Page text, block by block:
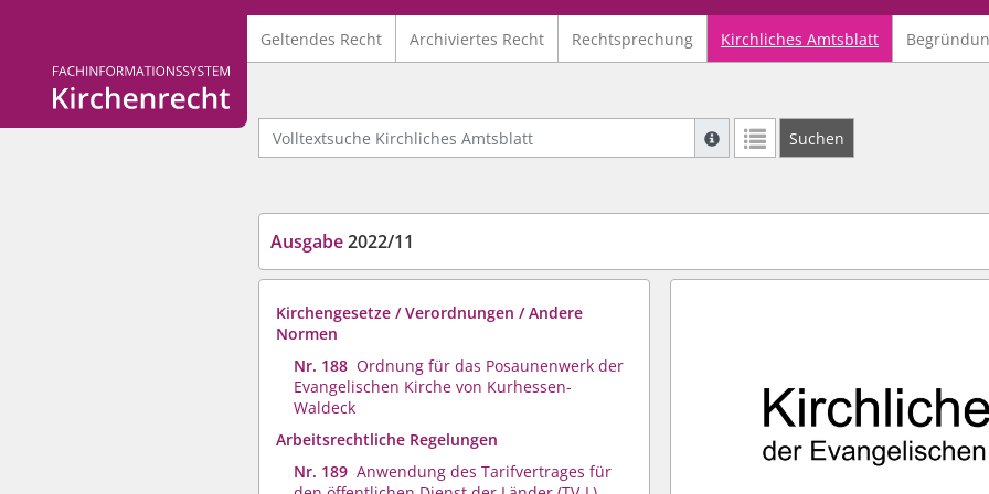
Logo Fachinformationssystem Kirchenrecht
Geltendes Recht Archiviertes Recht Rechtsprechung Kirchliches Amtsblatt
Volltextsuche Kirchliches Amtsblatt
Suche mit Platzhalter "*", Bsp.
Suchen
Ausgabe2022/11
Kirchengesetze / Verordnungen / Andere
Normen
Nr. 188 Ordnung für das Posaunenwerk der
Evangelischen Kirche von Kurhessen-
Waldeck
Arbeitsrechtliche Regelungen
Nr. 189 Anwendung des Tarifvertrages für